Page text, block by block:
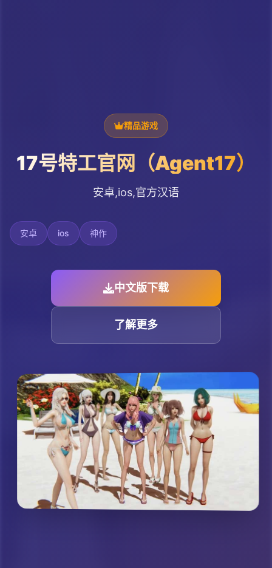
精品游戏
17号特工官网（Agent17）
安卓,ios,官方汉语
安卓 ios 神作
中文版下载
了解更多